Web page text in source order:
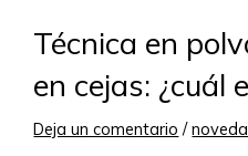
Técnica en
en cejas: ¿cuál
Deja un comentario /